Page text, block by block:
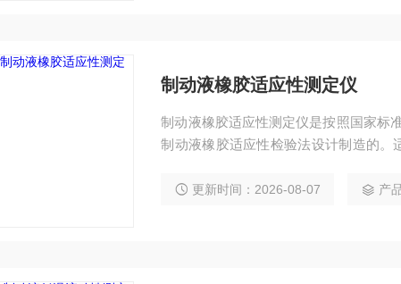
制动液橡胶适应性测定仪
制动液橡胶适应性测定仪是按照国家标
制动液橡胶适应性检验法设计制造的。
0℃温度下,保持70h后,按产品标准要求
更新时间：2026-08-07 产